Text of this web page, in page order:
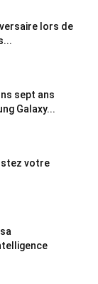
lors de
sept ans
Galaxy...
votre